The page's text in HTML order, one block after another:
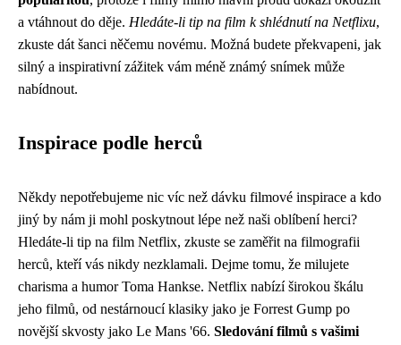
a vtáhnout do děje. Hledáte-li tip na film k shlédnutí na Netflixu,
zkuste dát šanci něčemu novému. Možná budete překvapeni, jak
silný a inspirativní zážitek vám méně známý snímek může
nabídnout.
Inspirace podle herců
Někdy nepotřebujeme nic víc než dávku filmové inspirace a kdo
jiný by nám ji mohl poskytnout lépe než naši oblíbení herci?
Hledáte-li tip na film Netflix, zkuste se zaměřit na filmografii
herců, kteří vás nikdy nezklamali. Dejme tomu, že milujete
charisma a humor Toma Hankse. Netflix nabízí širokou škálu
jeho filmů, od nestárnoucí klasiky jako je Forrest Gump po
novější skvosty jako Le Mans '66. Sledování filmů s vašimi